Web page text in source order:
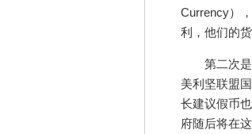
Currency）
利，他们的
第二次
美利坚联盟
长建议假币
府随后将在